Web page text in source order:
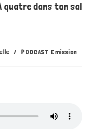
quatre dans ton
/ PODCAST Emission